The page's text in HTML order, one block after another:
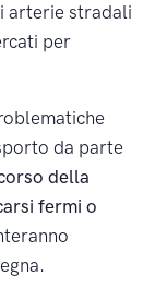
arterie stradali
per
da parte
della
fermi o